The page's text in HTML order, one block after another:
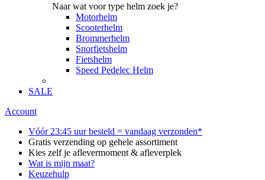
Naar wat voor type helm zoek je?
Motorhelm
Scooterhelm
Brommerhelm
Snorfietshelm
Fietshelm
Speed Pedelec Helm
SALE
Account
Vóór 23:45 uur besteld = vandaag verzonden*
Gratis verzending op gehele assortiment
Kies zelf je aflevermoment & afleverplek
Wat is mijn maat?
Keuzehulp